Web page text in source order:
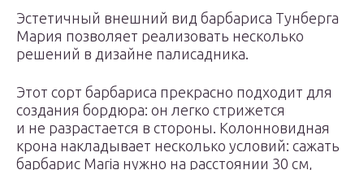
Эстетичный внешний вид барбариса Тунберга
Мария позволяет реализовать несколько
решений в дизайне палисадника.
Этот сорт барбариса прекрасно подходит для
создания бордюра: он легко стрижется
и не разрастается в стороны. Колонновидная
крона накладывает несколько условий: сажать
барбарис Maria нужно на расстоянии 30 см,